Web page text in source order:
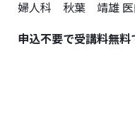
婦人科 秋葉 靖雄 医
申込不要で受講料無料